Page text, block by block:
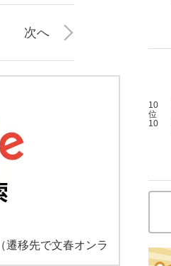
次へ
（遷移先で文春オンラ
10
位
10